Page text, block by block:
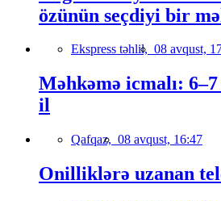
özünün seçdiyi bir
Ekspress təhlil, 08 avqust,
Məhkəmə icmalı: 6–7
il
Qafqaz, 08 avqust, 16:47
Onilliklərə uzanan